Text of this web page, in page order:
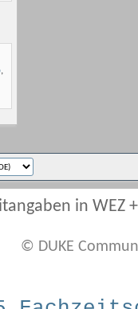
,
in WEZ
© DUKE